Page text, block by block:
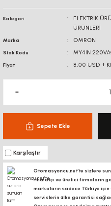
Kategori ELEKTRİK
ÜRÜNLERİ
Marka OMRON
Stok Kodu MY4IN
Fiyat 8,00 USD +
Sepete Ekle
Karşılaştır
Otomasyoncu.net’te sizlere
ithalatçı ve üretici firmaların
markaların sadece Türkiye
servislerin ülke garantisi